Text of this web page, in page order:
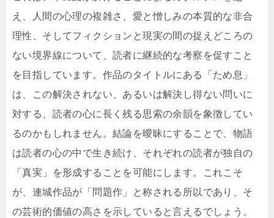
え、人間の心理の複雑さ、愛と憎しみの本質的な非合
理性、そしてフィクションと現実の間の捉えどころの
ない境界線について、読者に継続的な考察を促すこと
を目指しています。作品のタイトルにある「ため息」
は、この解決されない、あるいは解決し得ない問いに
対する、読者の心に長く残る思索の余韻を象徴してい
るのかもしれません。結論を曖昧にすることで、物語
は読者の心の中で生き続け、それぞれの読者が独自の
「真実」を形成することを可能にします。これこそ
が、連城作品が「問題作」と称される所以であり、そ
の芸術的価値の高さを示していると言えるでしょう。